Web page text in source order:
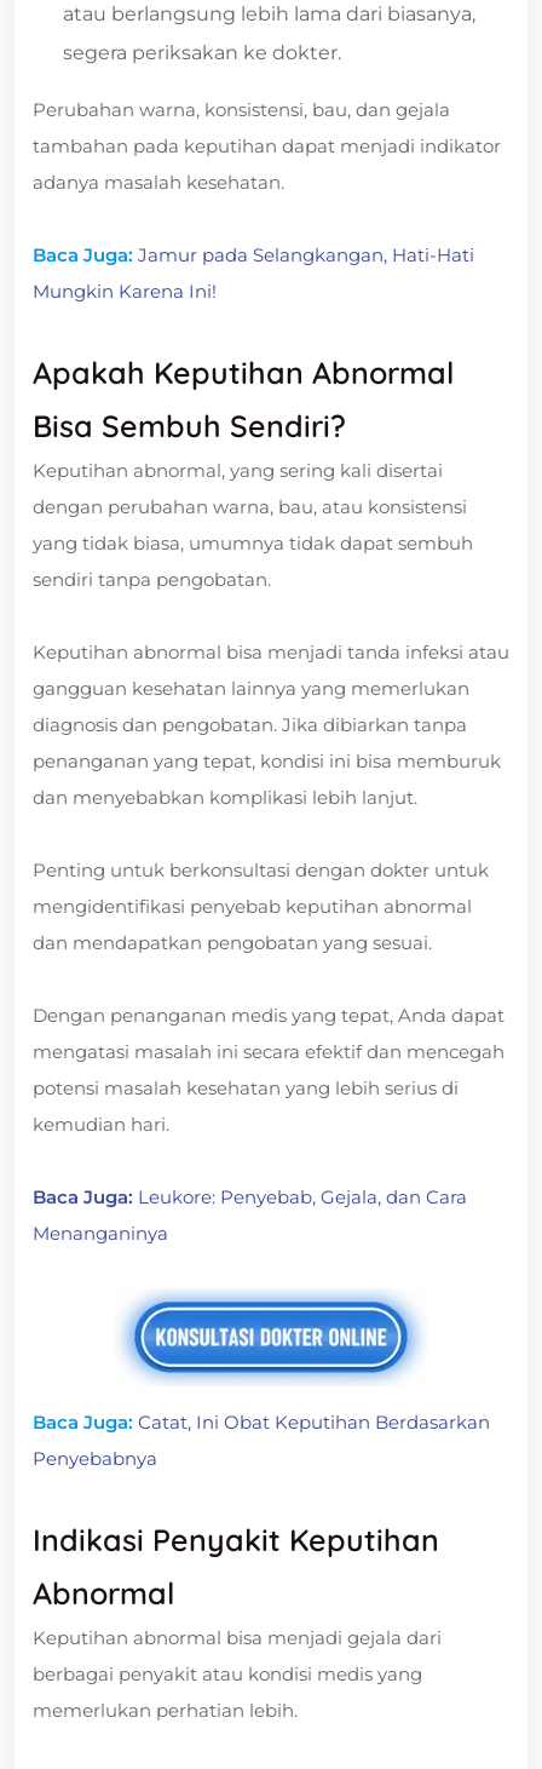
atau berlangsung lebih lama dari biasanya,
segera periksakan ke dokter.
Perubahan warna, konsistensi, bau, dan gejala
tambahan pada keputihan dapat menjadi indikator
adanya masalah kesehatan.
Baca Juga: Jamur pada Selangkangan, Hati-Hati
Mungkin Karena Ini!
Apakah Keputihan Abnormal
Bisa Sembuh Sendiri?
Keputihan abnormal, yang sering kali disertai
dengan perubahan warna, bau, atau konsistensi
yang tidak biasa, umumnya tidak dapat sembuh
sendiri tanpa pengobatan.
Keputihan abnormal bisa menjadi tanda infeksi atau
gangguan kesehatan lainnya yang memerlukan
diagnosis dan pengobatan. Jika dibiarkan tanpa
penanganan yang tepat, kondisi ini bisa memburuk
dan menyebabkan komplikasi lebih lanjut.
Penting untuk berkonsultasi dengan dokter untuk
mengidentifikasi penyebab keputihan abnormal
dan mendapatkan pengobatan yang sesuai.
Dengan penanganan medis yang tepat, Anda dapat
mengatasi masalah ini secara efektif dan mencegah
potensi masalah kesehatan yang lebih serius di
kemudian hari.
Baca Juga: Leukore: Penyebab, Gejala, dan Cara
Menanganinya
Baca Juga: Catat, Ini Obat Keputihan Berdasarkan
Penyebabnya
Indikasi Penyakit Keputihan
Abnormal
Keputihan abnormal bisa menjadi gejala dari
berbagai penyakit atau kondisi medis yang
memerlukan perhatian lebih.